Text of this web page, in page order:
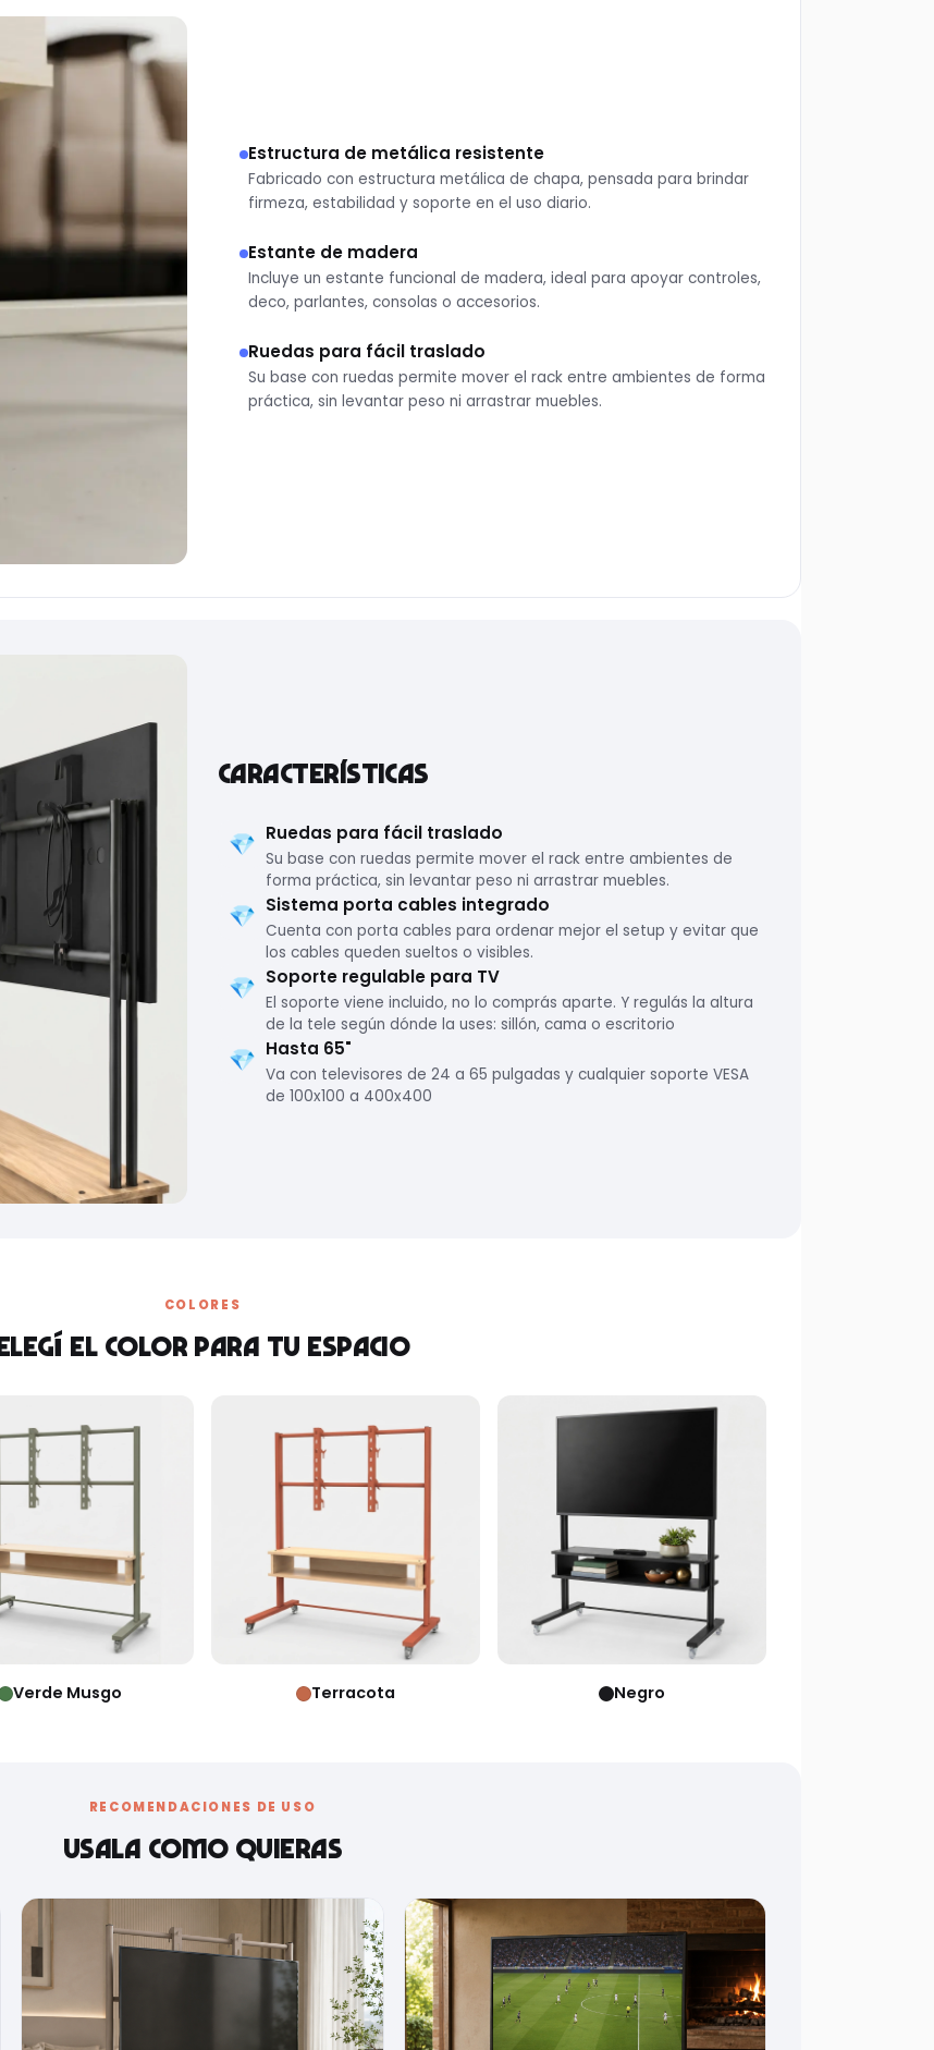
Estructura de metálica resistente
Fabricado con estructura metálica de chapa, pensada para brindar
firmeza, estabilidad y soporte en el uso diario.
Estante de madera
Incluye un estante funcional de madera, ideal para apoyar controles,
deco, parlantes, consolas o accesorios.
Ruedas para fácil traslado
Su base con ruedas permite mover el rack entre ambientes de forma
práctica, sin levantar peso ni arrastrar muebles.
CARACTERÍSTICAS
💎 Ruedas para fácil traslado
Su base con ruedas permite mover el rack entre ambientes de
forma práctica, sin levantar peso ni arrastrar muebles.
💎 Sistema porta cables integrado
Cuenta con porta cables para ordenar mejor el setup y evitar que
los cables queden sueltos o visibles.
💎 Soporte regulable para TV
El soporte viene incluido, no lo comprás aparte. Y regulás la altura
de la tele según dónde la uses: sillón, cama o escritorio
💎 Hasta 65"
Va con televisores de 24 a 65 pulgadas y cualquier soporte VESA
de 100x100 a 400x400
COLORES
Elegí el color para tu espacio
Verde Musgo Terracota Negro
RECOMENDACIONES DE USO
Usala como quieras